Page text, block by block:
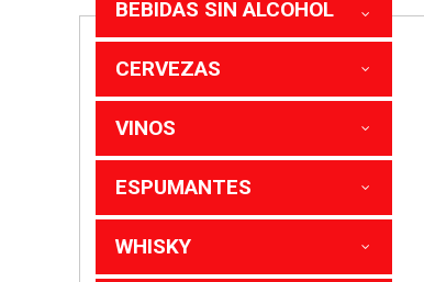
BEBIDAS SIN ALCOHOL
CERVEZAS
VINOS
ESPUMANTES
WHISKY